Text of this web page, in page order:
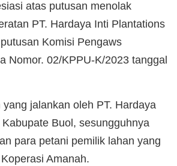
atas putusan menolak
PT. Hardaya Inti Plantations
Komisi Pengaws
Nomor. 02/KPPU-K/2023 tanggal
jalankan oleh PT. Hardaya
Buol, sesungguhnya
para petani pemilik lahan yang
Amanah.